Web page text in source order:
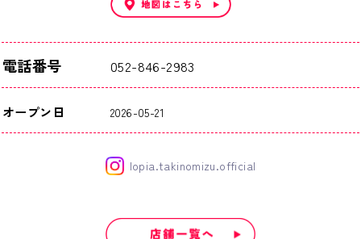
電話番号 052-846-2983
オープン日 2026-05-21
lopia.takinomizu.official